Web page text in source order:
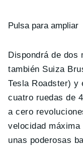
Pulsa para ampliar
Dispondrá de dos
también Suiza
Tesla Roadster) y
cuatro ruedas de
a cero
velocidad
unas poderosas